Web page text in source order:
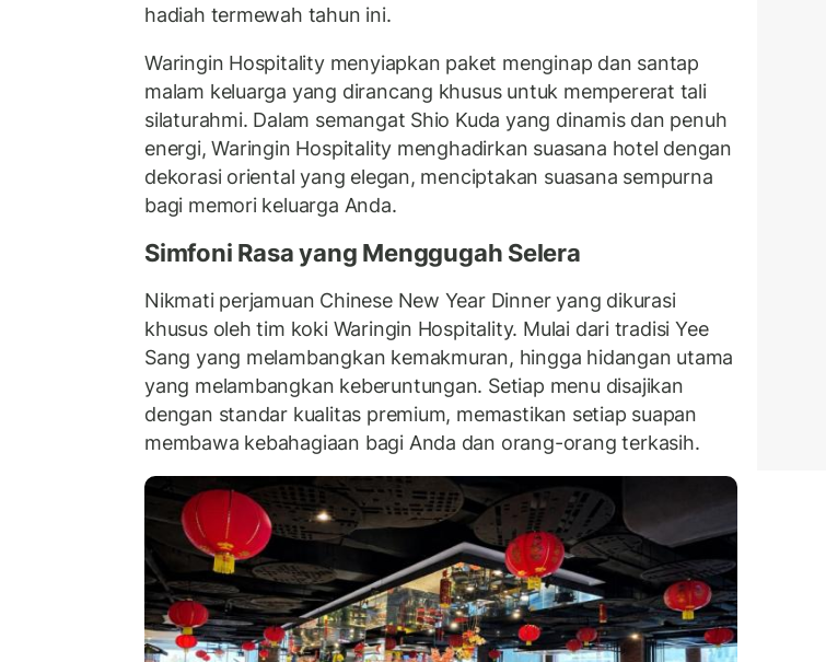
hadiah termewah tahun ini.
Waringin Hospitality menyiapkan paket menginap dan santap
malam keluarga yang dirancang khusus untuk mempererat tali
silaturahmi. Dalam semangat Shio Kuda yang dinamis dan penuh
energi, Waringin Hospitality menghadirkan suasana hotel dengan
dekorasi oriental yang elegan, menciptakan suasana sempurna
bagi memori keluarga Anda.
Simfoni Rasa yang Menggugah Selera
Nikmati perjamuan Chinese New Year Dinner yang dikurasi
khusus oleh tim koki Waringin Hospitality. Mulai dari tradisi Yee
Sang yang melambangkan kemakmuran, hingga hidangan utama
yang melambangkan keberuntungan. Setiap menu disajikan
dengan standar kualitas premium, memastikan setiap suapan
membawa kebahagiaan bagi Anda dan orang-orang terkasih.